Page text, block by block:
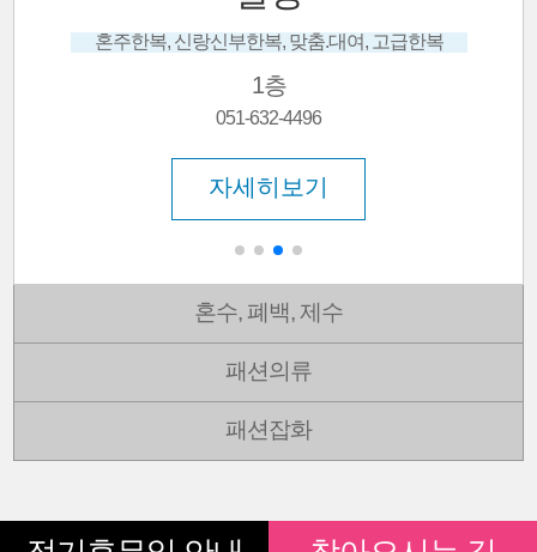
051-645-5127
자세히보기
혼수, 폐백, 제수
패션의류
패션잡화